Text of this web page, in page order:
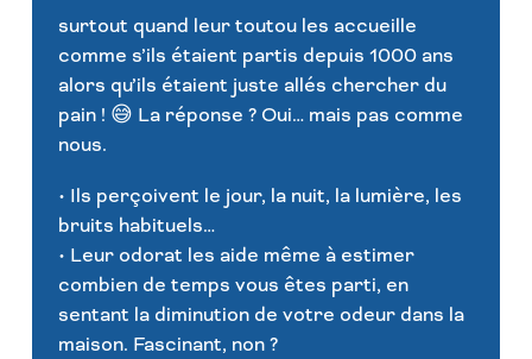
surtout quand leur toutou les accueille
comme s’ils étaient partis depuis 1000 ans
alors qu’ils étaient juste allés chercher du
pain ! 😅 La réponse ? Oui… mais pas comme
nous.
• Ils perçoivent le jour, la nuit, la lumière, les
bruits habituels…
• Leur odorat les aide même à estimer
combien de temps vous êtes parti, en
sentant la diminution de votre odeur dans la
maison. Fascinant, non ?